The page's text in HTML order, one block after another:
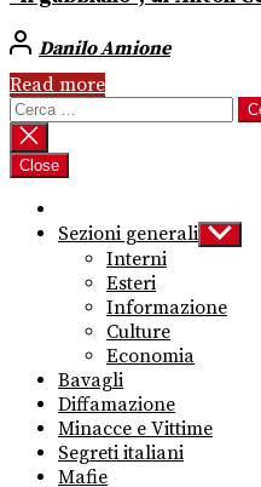
Danilo Amione
Read more
Ricerca
per:
Close
Sezioni generali Show
sub
Interni
Esteri
Informazione
Culture
Economia
Bavagli
Diffamazione
Minacce e Vittime
Segreti italiani
Mafie